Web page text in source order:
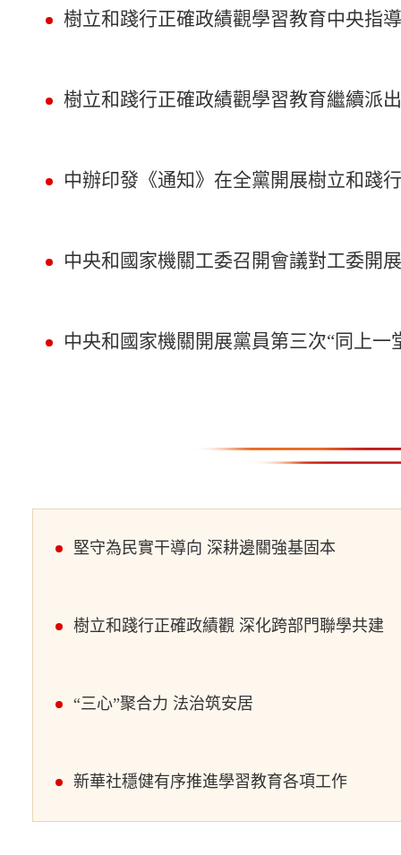
樹立和踐行正確政績觀學習教育中央指
樹立和踐行正確政績觀學習教育繼續派
中辦印發《通知》在全黨開展樹立和踐
中央和國家機關工委召開會議對工委開
中央和國家機關開展黨員第三次“同上
堅守為民實干導向 深耕邊關強基固本
樹立和踐行正確政績觀 深化跨部門聯學共建
“三心”聚合力 法治筑安居
新華社穩健有序推進學習教育各項工作